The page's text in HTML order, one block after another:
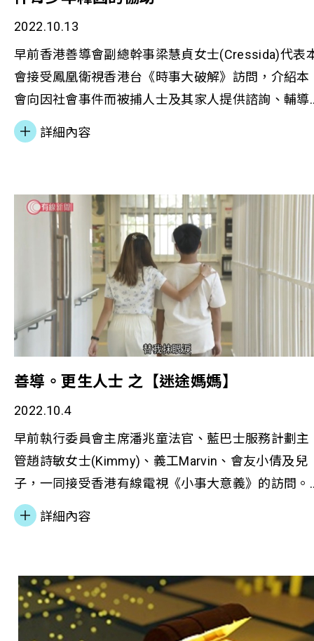
2022.10.13
早前香港善導會副總幹事梁慧貞女士(Cressida)代表
會接受鳳凰衛視香港台《時事大破解》訪問，介紹本
會向因社會事件而被捕人士及其家人提供諮詢、輔導
和其他服務服務，同時分享如何協助他們重返社會。
詳細內容
善導。更生人士 之【迷途媽媽】
2022.10.4
早前執行委員會主席潘兆童法官、藍巴士服務計劃主
管趙詩敏女士(Kimmy)、義工Marvin、會友小倩及兒
子，一同接受香港有線電視《小事大意義》的訪問。
小倩分享過來人經歷，也介紹本會向在囚或者更生人
士子女及其照顧者，提供情緒及成長支援。
詳細內容